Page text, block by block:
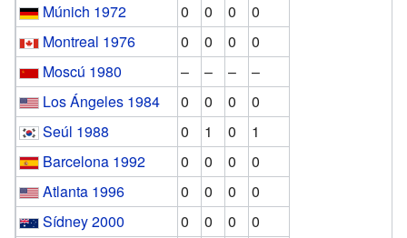
Múnich 1972 0 0 0
0
Montreal 1976
0 0 0
0
Moscú 1980
– – –
–
Los Ángeles 1984
0 0 0
0
Seúl 1988
0 1 0
1
Barcelona 1992
0 0 0
0
Atlanta 1996
0 0 0
0
Sídney 2000
0 0 0
0